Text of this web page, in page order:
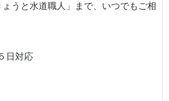
うと水道職人」まで、いつでもご相
日対応